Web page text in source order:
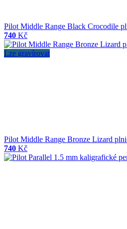
Pilot Middle Range Black Crocodile
740 Kč
Lze gravírovat
Pilot Middle Range Bronze Lizard
740 Kč